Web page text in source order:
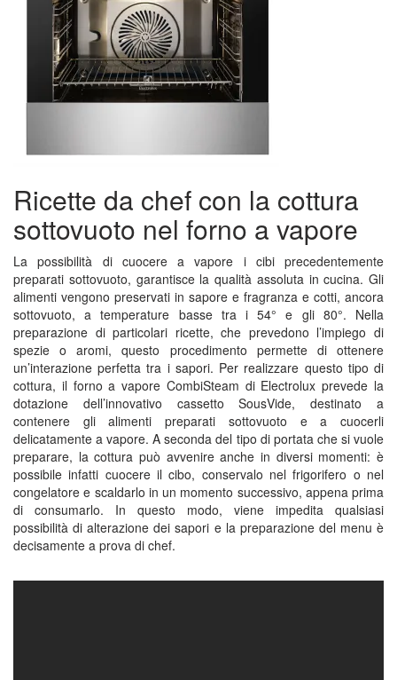
Ricette da chef con la cottura
sottovuoto nel forno a vapore
La possibilità di cuocere a vapore i cibi precedentemente
preparati sottovuoto, garantisce la qualità assoluta in cucina. Gli
alimenti vengono preservati in sapore e fragranza e cotti, ancora
sottovuoto, a temperature basse tra i 54° e gli 80°. Nella
preparazione di particolari ricette, che prevedono l’impiego di
spezie o aromi, questo procedimento permette di ottenere
un’interazione perfetta tra i sapori. Per realizzare questo tipo di
cottura, il forno a vapore CombiSteam di Electrolux prevede la
dotazione dell’innovativo cassetto SousVide, destinato a
contenere gli alimenti preparati sottovuoto e a cuocerli
delicatamente a vapore. A seconda del tipo di portata che si vuole
preparare, la cottura può avvenire anche in diversi momenti: è
possibile infatti cuocere il cibo, conservalo nel frigorifero o nel
congelatore e scaldarlo in un momento successivo, appena prima
di consumarlo. In questo modo, viene impedita qualsiasi
possibilità di alterazione dei sapori e la preparazione del menu è
decisamente a prova di chef.